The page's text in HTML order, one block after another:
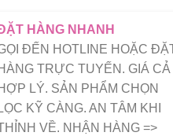
HÀNG NHANH
ĐẾN HOTLINE HOẶC
TRỰC TUYẾN. GIÁ CẢ
LÝ. SẢN PHẨM CHỌN
KỸ CÀNG. AN TÂM KHI
VỀ. NHẬN HÀNG =>